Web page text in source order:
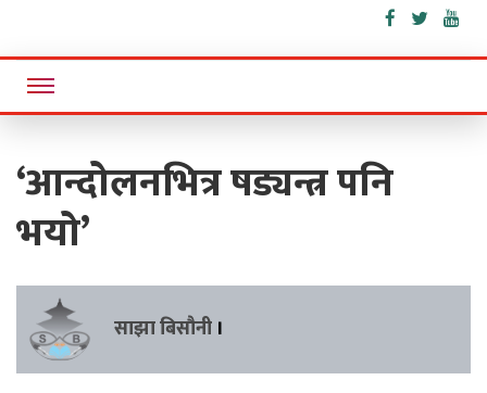
Bisaunee
‘आन्दोलनभित्र षड्यन्त्र पनि
भयो’
साझा बिसौनी ।